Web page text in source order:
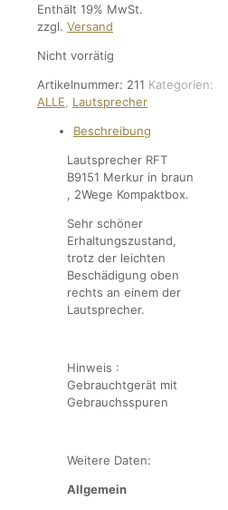
Enthält 19% MwSt.
zzgl. Versand
Nicht vorrätig
Artikelnummer: 211 Kategorien:
ALLE
Lautsprecher
Beschreibung
Lautsprecher RFT
B9151 Merkur in braun
, 2Wege Kompaktbox.
Sehr schöner
Erhaltungszustand,
trotz der leichten
Beschädigung oben
rechts an einem der
Lautsprecher.
Hinweis :
Gebrauchtgerät mit
Gebrauchsspuren
Weitere Daten:
Allgemein